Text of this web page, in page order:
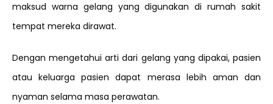
maksud warna gelang yang digunakan di rumah sakit
tempat mereka dirawat.
Dengan mengetahui arti dari gelang yang dipakai, pasien
atau keluarga pasien dapat merasa lebih aman dan
nyaman selama masa perawatan.